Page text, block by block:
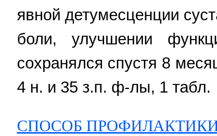
явной детумесценции
боли, улучшении
сохранялся спустя 8
4 н. и 35 з.п. ф-лы, 1 табл.
СПОСОБ